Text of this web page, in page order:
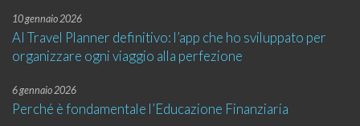
10 gennaio 2026
AI Travel Planner definitivo: l’app che ho sviluppato per
organizzare ogni viaggio alla perfezione
6 gennaio 2026
Perché è fondamentale l’Educazione Finanziaria